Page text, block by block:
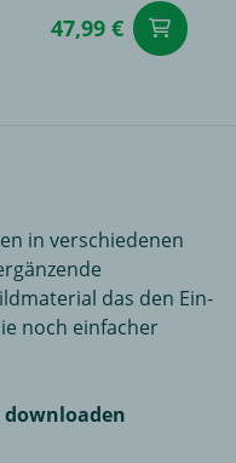
47,99 €
in verschiedenen
das den Ein-
noch einfacher